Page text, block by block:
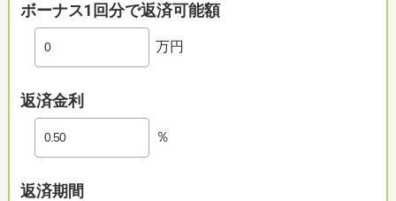
ボーナス1回分で返済可能額
万円
返済金利
％
返済期間